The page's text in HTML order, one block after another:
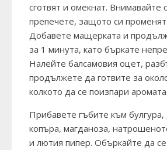
сготвят и омекнат. Внимавайте
препечете, защото си променят
Добавете мащерката и
за 1 минута, като бъркате
Налейте балсамовия оцет,
продължете да готвите за
колкото да се поизпари аромата.
Прибавете гъбите към
копъра, магданоза,
и лютия пипер. Объркайте да се